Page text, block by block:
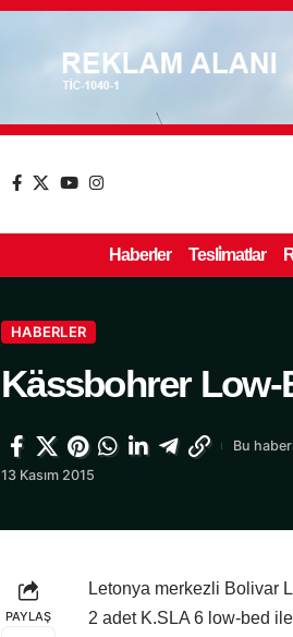
Haberler Tesli̇matlar
HABERLER
Kässbohrer Low-
13 Kasım 2015
Bu
PAYLAŞ
Letonya merkezli Bolivar
2 adet K.SLA 6 low-bed